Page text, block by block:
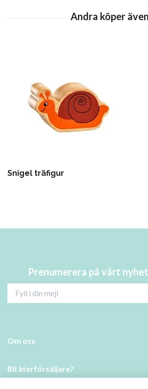
Snigel träfigur
Prenumerera på vårt
Om oss
Bli återförsäljare?